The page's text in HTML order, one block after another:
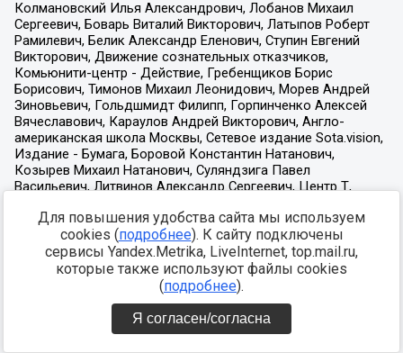
Для повышения удобства сайта мы используем
cookies (подробнее). К сайту подключены
сервисы Yandex.Metrika, LiveInternet, top.mail.ru,
которые также используют файлы cookies
(подробнее).
Я согласен/согласна